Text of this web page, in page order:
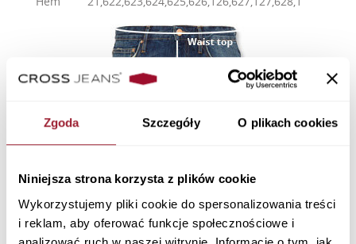
Zgoda Szczegóły O plikach cookies
Niniejsza strona korzysta z plików cookie
Wykorzystujemy pliki cookie do spersonalizowania treści
i reklam, aby oferować funkcje społecznościowe i